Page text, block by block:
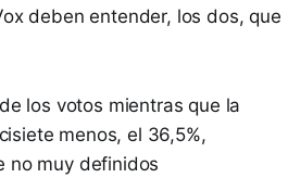
deben entender, los dos, que
los votos mientras que la
menos, el 36,5%,
no muy definidos